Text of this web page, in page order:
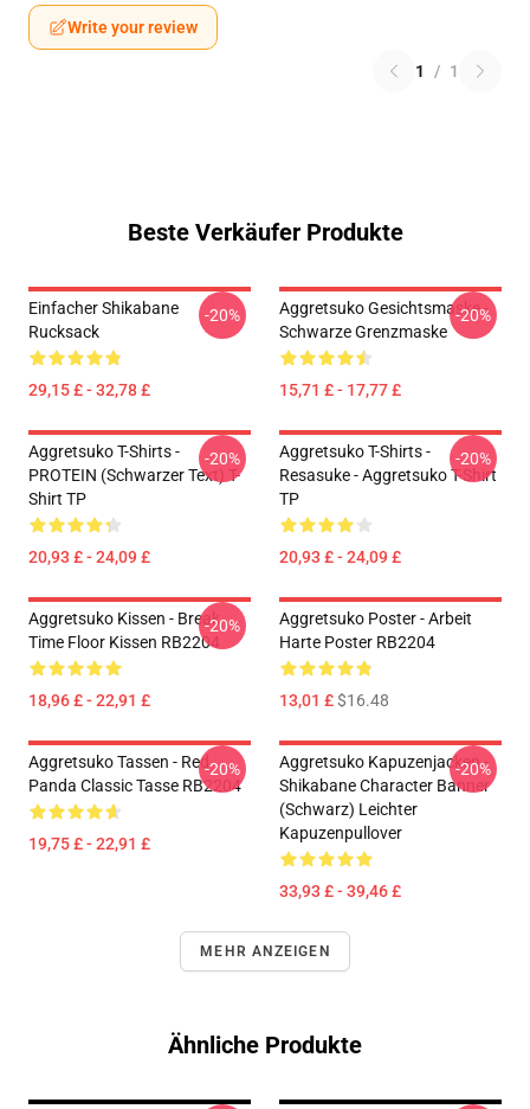
Write your review
1 / 1
Beste Verkäufer Produkte
Einfacher Shikabane
Rucksack
29,15 £ - 32,78 £
-20%
Aggretsuko Gesichtsmaske -
Schwarze Grenzmaske
15,71 £ - 17,77 £
-20%
Aggretsuko T-Shirts -
PROTEIN (schwarzer Text) T-
Shirt TP
20,93 £ - 24,09 £
-20%
Aggretsuko T-Shirts -
Resasuke - Aggretsuko T-Shirt
TP
20,93 £ - 24,09 £
-20%
Aggretsuko Kissen - Break
Time Floor Kissen RB2204
18,96 £ - 22,91 £
-20%
Aggretsuko Poster - Arbeit
Harte Poster RB2204
13,01 £$16.48
Aggretsuko Tassen - Red
Panda Classic Tasse RB2204
19,75 £ - 22,91 £
-20%
Aggretsuko Kapuzenjacken -
Shikabane Character Banner
(Schwarz) Leichter
Kapuzenpullover
33,93 £ - 39,46 £
-20%
MEHR ANZEIGEN
Ähnliche Produkte